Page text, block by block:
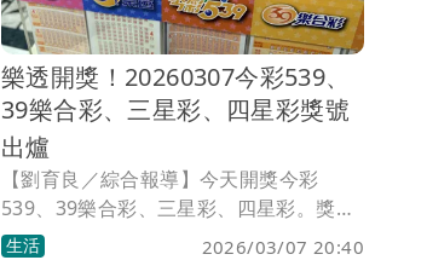
樂透開獎！20260307今彩539、
39樂合彩、三星彩、四星彩獎號
出爐
【劉育良／綜合報導】今天開獎今彩
539、39樂合彩、三星彩、四星彩。獎號
如有誤植，請以開獎單位公告為準。
生活 2026/03/07 20:40